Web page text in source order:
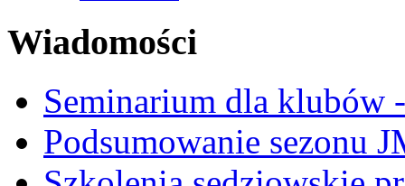
Wiadomości
Seminarium dla klubów
Podsumowanie sezonu